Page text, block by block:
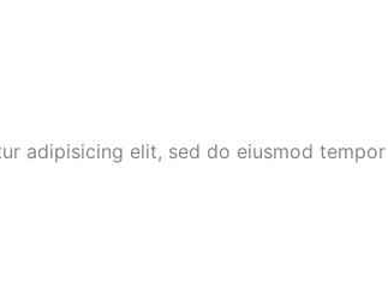
adipisicing elit, sed do eiusmod